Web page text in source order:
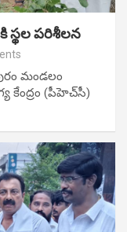
పరిశీలన
మండలం
కేంద్రం (పీహెచ్‌సీ)